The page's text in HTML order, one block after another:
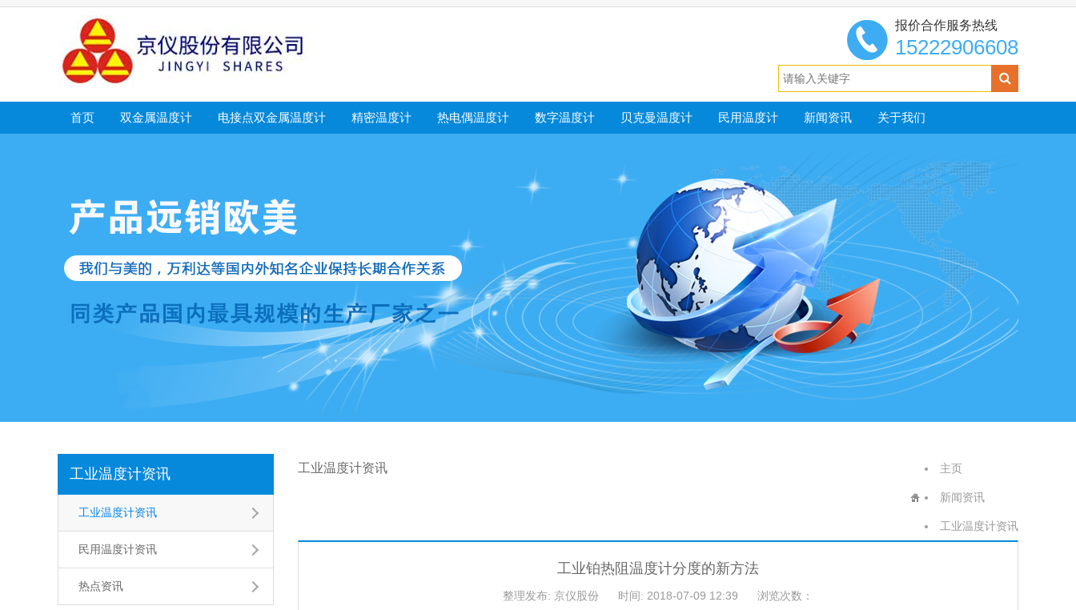
报价合作服务热线
15222906608
首页 双金属温度计 电接点双金属温度计 精密温度计 热电偶温度计 数字温度计 贝克曼温度计 民用温度计 新闻资讯 关于我们
工业温度计资讯
工业温度计资讯
民用温度计资讯
热点资讯
工业温度计资讯 主页
新闻资讯
工业温度计资讯
工业铂热阻温度计分度的新方法
整理发布: 京仪股份 时间: 2018-07-09 12:39 浏览次数：